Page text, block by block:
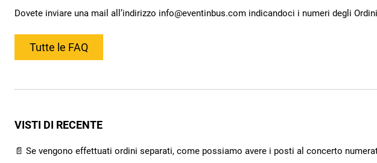
Dovete inviare una mail all’indirizzo info@eventinbus.com indicandoci i numeri degli
Tutte le FAQ
VISTI DI RECENTE
📄 Se vengono effettuati ordini separati, come possiamo avere i posti al concerto